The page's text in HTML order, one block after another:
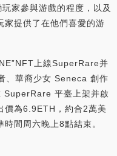
家參與游戲的程度，以及
家提供了在他們喜愛的游
上線SuperRare并
、華裔少女 Seneca 創作
SuperRare 平臺上架并啟
價為6.9ETH，約合2萬美
間周六晚上8點結束。